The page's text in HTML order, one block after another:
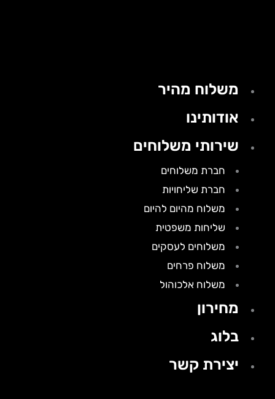
משלוח מהיר
אודותינו
שירותי משלוחים
חברת משלוחים
חברת שליחויות
משלוח מהיום להיום
שליחות משפטית
משלוחים לעסקים
משלוח פרחים
משלוח אלכוהול
מחירון
בלוג
יצירת קשר